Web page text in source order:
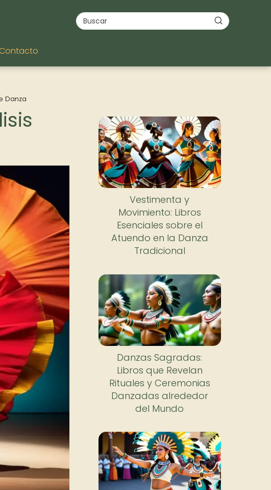
Contacto
Danza
Vestimenta y
Movimiento: Libros
Esenciales sobre el
Atuendo en la Danza
Tradicional
Danzas Sagradas:
Libros que Revelan
Rituales y Ceremonias
Danzadas alrededor
del Mundo